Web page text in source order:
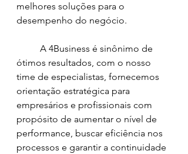
melhores soluções para o
desempenho do negócio.
ótimos resultados, com o nosso
time de especialistas, fornecemos
orientação estratégica para
empresários e profissionais com
propósito de aumentar o nível de
performance, buscar eficiência nos
processos e garantir a continuidade